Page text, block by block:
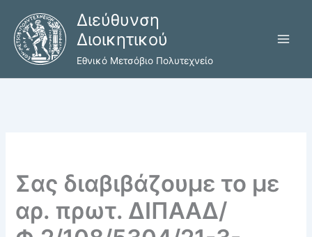
περιεχόμενο
Διεύθυνση
Διοικητικού
Εθνικό Μετσόβιο Πολυτεχνείο
Σας διαβιβάζουμε το με
αρ. πρωτ. ΔΙΠΑΑΔ/